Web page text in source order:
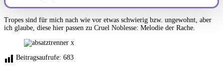
Tropes sind für mich nach wie vor etwas schwierig bzw. ungewohnt, aber
ich glaube, diese hier passen zu Cruel Noblesse: Melodie der Rache.
Beitragsaufrufe: 683